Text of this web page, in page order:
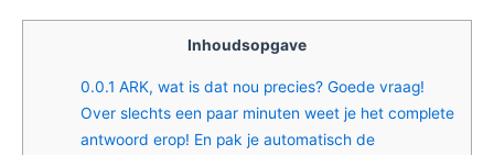
Inhoudsopgave
0.0.1 ARK, wat is dat nou precies? Goede vraag!
Over slechts een paar minuten weet je het complete
antwoord erop! En pak je automatisch de